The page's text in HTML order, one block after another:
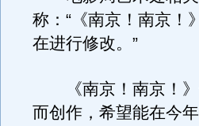
称：“《南京！南京！
在进行修改。”
《南京！南京！》
而创作，希望能在今